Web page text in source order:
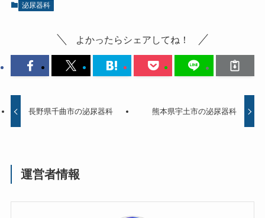
泌尿器科
よかったらシェアしてね！
長野県千曲市の泌尿器科 熊本県宇土市の泌尿器科
運営者情報